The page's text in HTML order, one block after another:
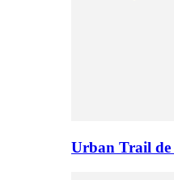
Urban Trail de